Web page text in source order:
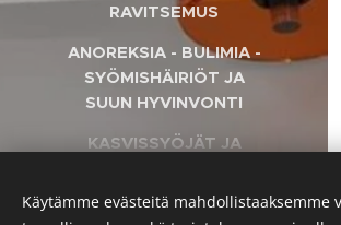
RAVITSEMUS
ANOREKSIA - BULIMIA -
SYÖMISHÄIRIÖT JA
SUUN HYVINVONTI
KASVISSYÖJÄT JA
HAMMASTAPATURMAT
Luotu Webnodella
Käytämme evästeitä